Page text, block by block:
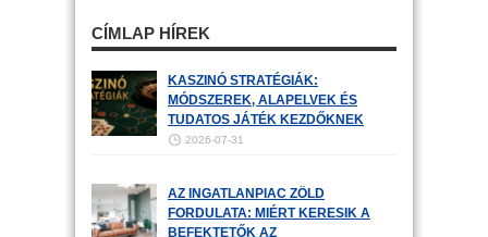
CÍMLAP HÍREK
KASZINÓ STRATÉGIÁK:
MÓDSZEREK, ALAPELVEK ÉS
TUDATOS JÁTÉK KEZDŐKNEK
2026-07-31
AZ INGATLANPIAC ZÖLD
FORDULATA: MIÉRT KERESIK A
BEFEKTETŐK AZ